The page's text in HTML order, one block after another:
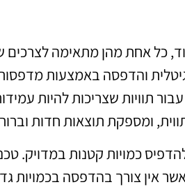
כל אחת מהן מתאימה לצרכים
והדפסה באמצעות
תוויות שצריכות להיות
ומספקת תוצאות חדות
כמויות קטנות במדויק.
אין צורך בהדפסה בכמויות